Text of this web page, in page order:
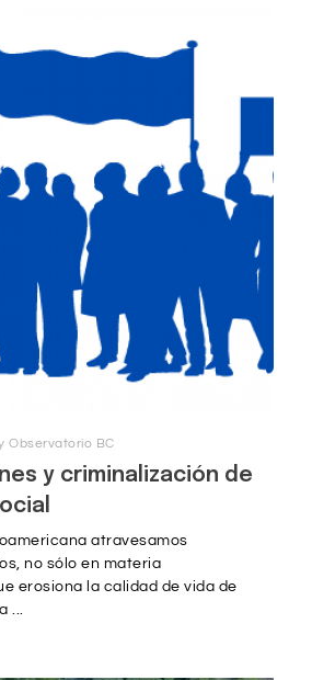
Observatorio BC
y criminalización de
atravesamos
no sólo en materia
erosiona la calidad de vida de
...